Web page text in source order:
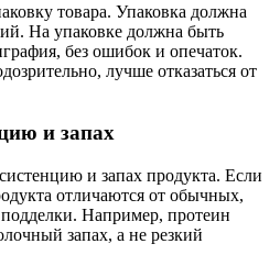
товара. Упаковка должна
На упаковке должна быть
без ошибок и опечаток.
лучше отказаться от
и запах
и запах продукта. Если
отличаются от обычных,
Например, протеин
запах, а не резкий